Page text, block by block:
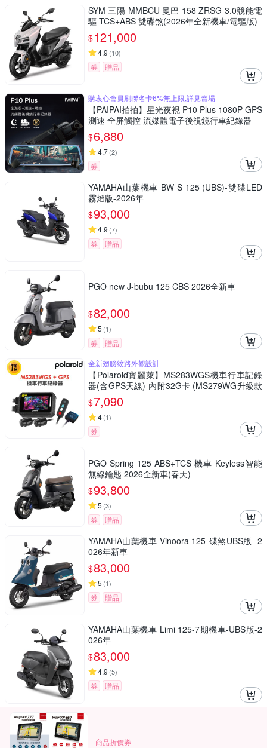
SYM 三陽 MMBCU 曼巴 158 ZRSG 3.0競能電
驅 TCS+ABS 雙碟煞(2026年全新機車/電驅版)
$121,000
4.9 (10)
券 贈品
購衷心會員刷聯名卡6%無上限,詳見賣場
【PAIPAI拍拍】星光夜視 P10 Plus 1080P GPS
測速 全屏觸控 流媒體電子後視鏡行車紀錄器
$6,880
4.7(2)
券
YAMAHA山葉機車 BW S 125 (UBS)-雙碟LED
霧燈版-2026年
$93,000
4.9 (7)
券 贈品
PGO new J-bubu 125 CBS 2026全新車
$82,000
5 (1)
券
贈品
全新翅膀紋路外觀設計
【Polaroid寶麗萊】MS283WGS機車行車記錄
器(含GPS天線)-內附32G卡 (MS279WG升級款
新小蜂鷹)
$7,090
4(1)
券
PGO Spring 125 ABS+TCS 機車 Keyless智能
無線鑰匙 2026全新車(春天)
$93,800
5 (3)
券 贈品
YAMAHA山葉機車 Vinoora 125-碟煞UBS版 -2
026年新車
$83,000
5 (1)
券 贈品
YAMAHA山葉機車 Limi 125-7期機車-UBS版-2
026年
$83,000
4.9 (5)
券 贈品
商品折價券